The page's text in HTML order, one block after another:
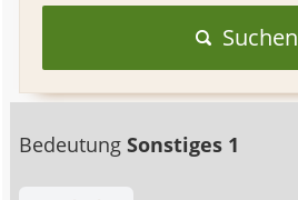
Suchen
BedeutungSonstiges 1